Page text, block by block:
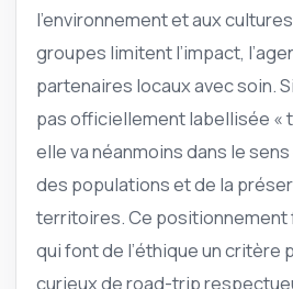
l’environnement et aux
groupes limitent l’impact,
partenaires locaux avec soin.
pas officiellement labellisée «
elle va néanmoins dans le
des populations et de la
territoires. Ce positionnement
qui font de l’éthique un critère
curieux de road-trip